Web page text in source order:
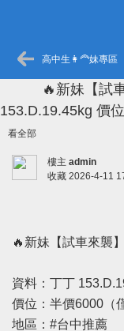
高中生👩‍🦰妹專區
🔥新妹【試
153.D.19.45kg 價
看全部
樓主 admin
收藏 2026-4-11
🔥新妹【試車來襲】
資料：丁丁
價位：半價6000（
地區：#台中推薦